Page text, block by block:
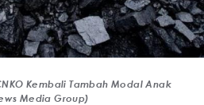
Kembali Tambah Modal Anak
Media Group)